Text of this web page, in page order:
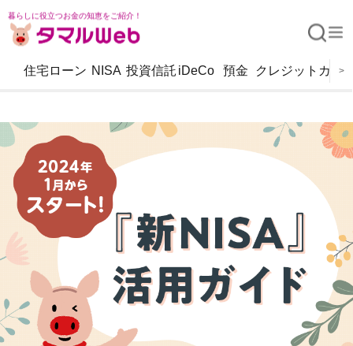
暮らしに役立つお金の知恵をご紹介！
住宅ローン NISA 投資信託 iDeCo 預金 クレジットカー
>